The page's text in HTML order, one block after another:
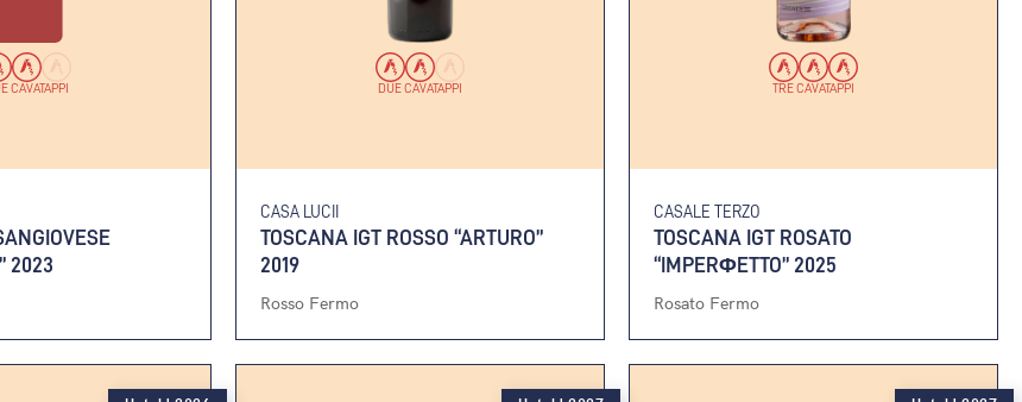
CAVATAPPI
2023
DUE CAVATAPPI
CASA LUCII
TOSCANA IGT ROSSO “ARTURO”
2019
Rosso Fermo
TRE CAVATAPPI
CASALE TERZO
TOSCANA IGT ROSATO
“IMPERΦETTO” 2025
Rosato Fermo